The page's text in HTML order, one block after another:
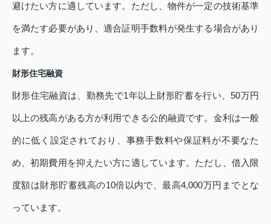
避けたい方に適しています。ただし、物件が一定の技術基準
を満たす必要があり、適合証明手数料が発生する場合があり
ます。
財形住宅融資
財形住宅融資は、勤務先で1年以上財形貯蓄を行い、50万円
以上の残高がある方が利用できる公的融資です。金利は一般
的に低く設定されており、事務手数料や保証料が不要なた
め、初期費用を抑えたい方に適しています。ただし、借入限
度額は財形貯蓄残高の10倍以内で、最高4,000万円までとな
っています。